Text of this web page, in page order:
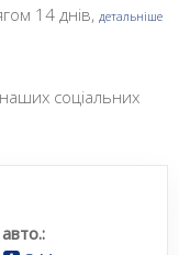
14 днів, детальніше
соціальних